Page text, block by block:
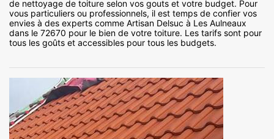
de nettoyage de toiture selon vos gouts et votre budget. Pour
vous particuliers ou professionnels, il est temps de confier vos
envies à des experts comme Artisan Delsuc à Les Aulneaux
dans le 72670 pour le bien de votre toiture. Les tarifs sont pour
tous les goûts et accessibles pour tous les budgets.